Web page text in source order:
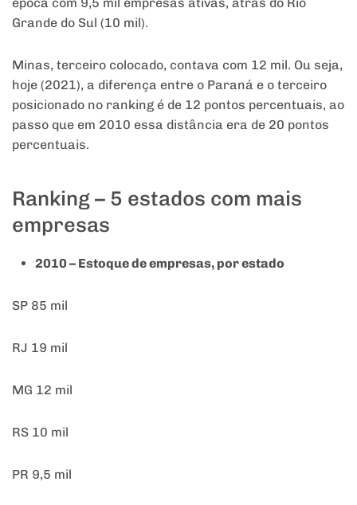
Grande do Sul (10 mil).
Minas, terceiro colocado, contava com 12 mil. Ou seja,
hoje (2021), a diferença entre o Paraná e o terceiro
posicionado no ranking é de 12 pontos percentuais, ao
passo que em 2010 essa distância era de 20 pontos
percentuais.
Ranking – 5 estados com mais
empresas
2010 – Estoque de empresas, por estado
SP 85 mil
RJ 19 mil
MG 12 mil
RS 10 mil
PR 9,5 mil